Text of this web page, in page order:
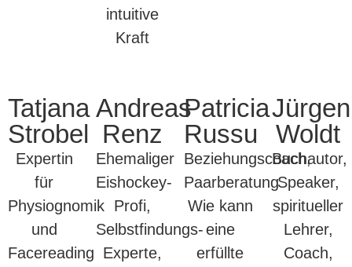
intuitive
Kraft
Tatjana
Strobel
Expertin
für
Physiognomik
und
Facereading
Andreas
Renz
Ehemaliger
Eishockey-
Profi,
Selbstfindungs-
Experte,
Patricia
Russu
Beziehungscoach,
Paarberatung
Wie kann
eine
erfüllte
Jürgen
Woldt
Buchautor,
Speaker,
spiritueller
Lehrer,
Coach,